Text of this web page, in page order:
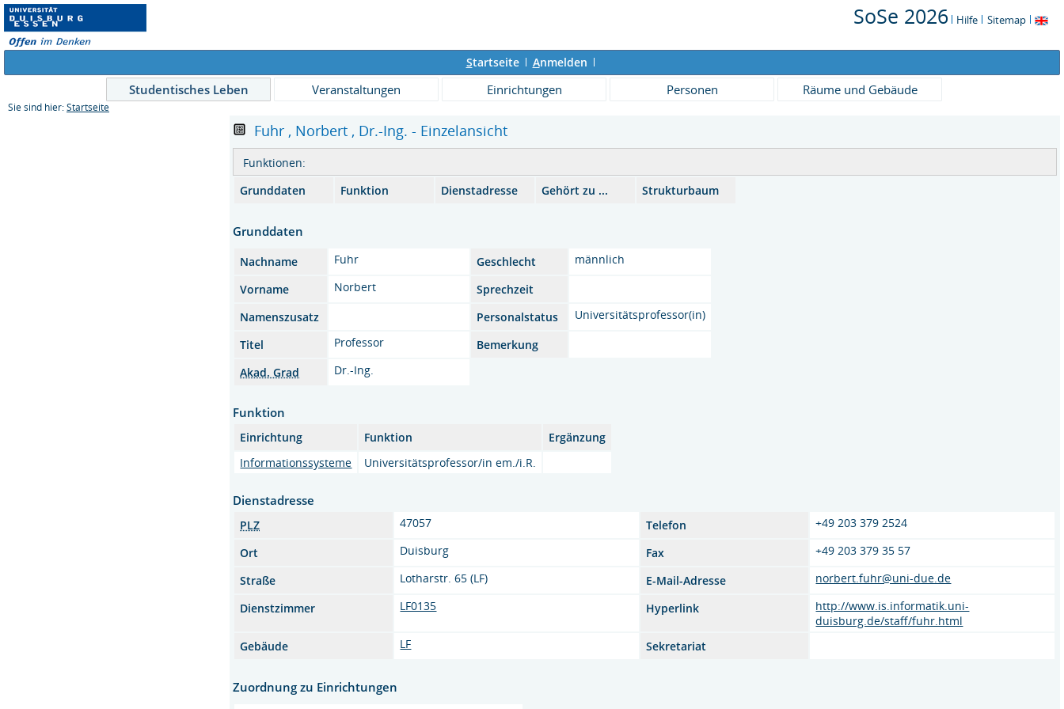
SoSe 2026 Hilfe Sitemap
Startseite Anmelden
Studentisches Leben Veranstaltungen Einrichtungen Personen Räume und Gebäude
Sie sind hier: Startseite
Fuhr , Norbert , Dr.-Ing. - Einzelansicht
Funktionen:
Grunddaten
Funktion Dienstadresse Gehört zu ... Strukturbaum
Grunddaten
Nachname Fuhr Geschlecht
männlich
Vorname
Norbert
Sprechzeit
Namenszusatz
Personalstatus
Universitätsprofessor(in)
Titel
Professor
Bemerkung
Akad. Grad
Dr.-Ing.
Funktion
Einrichtung Funktion
Ergänzung
Informationssysteme
Universitätsprofessor/in em./i.R.
Dienstadresse
PLZ 47057 Telefon
+49 203 379 2524
Ort
Duisburg Fax
+49 203 379 35 57
Straße
Lotharstr. 65 (LF) E-Mail-Adresse
norbert.fuhr@uni-due.de
Dienstzimmer
LF0135 Hyperlink
http://www.is.informatik.uni-
duisburg.de/staff/fuhr.html
Gebäude
LF Sekretariat
Zuordnung zu Einrichtungen